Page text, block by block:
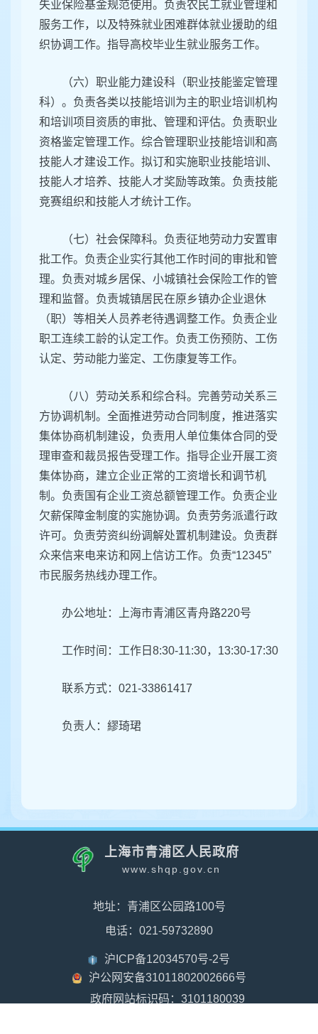
失业保险基金规范使用。负责农民工就业管理和
服务工作，以及特殊就业困难群体就业援助的组
织协调工作。指导高校毕业生就业服务工作。
（六）职业能力建设科（职业技能鉴定管理
科）。负责各类以技能培训为主的职业培训机构
和培训项目资质的审批、管理和评估。负责职业
资格鉴定管理工作。综合管理职业技能培训和高
技能人才建设工作。拟订和实施职业技能培训、
技能人才培养、技能人才奖励等政策。负责技能
竞赛组织和技能人才统计工作。
（七）社会保障科。负责征地劳动力安置审
批工作。负责企业实行其他工作时间的审批和管
理。负责对城乡居保、小城镇社会保险工作的管
理和监督。负责城镇居民在原乡镇办企业退休
（职）等相关人员养老待遇调整工作。负责企业
职工连续工龄的认定工作。负责工伤预防、工伤
认定、劳动能力鉴定、工伤康复等工作。
（八）劳动关系和综合科。完善劳动关系三
方协调机制。全面推进劳动合同制度，推进落实
集体协商机制建设，负责用人单位集体合同的受
理审查和裁员报告受理工作。指导企业开展工资
集体协商，建立企业正常的工资增长和调节机
制。负责国有企业工资总额管理工作。负责企业
欠薪保障金制度的实施协调。负责劳务派遣行政
许可。负责劳资纠纷调解处置机制建设。负责群
众来信来电来访和网上信访工作。负责“12345”
市民服务热线办理工作。
办公地址： 上海市青浦区青舟路220号
工作时间：工作日8:30-11:30，13:30-17:30
联系方式：021-33861417
负责人：繆琦珺
上海市青浦区人民政府
www.shqp.gov.cn
地址：青浦区公园路100号
电话：021-59732890
沪ICP备12034570号-2号
沪公网安备31011802002666号
政府网站标识码：3101180039